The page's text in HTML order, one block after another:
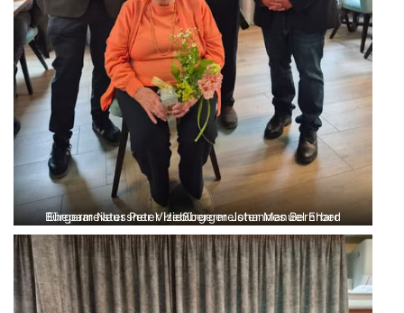
Bürgermeister Peter Hießberger Johannes Bernhard Ehepaar Neussner Vizebürgermeister Manuel Erber